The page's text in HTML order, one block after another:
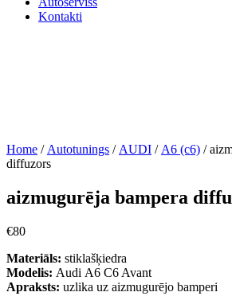
Kontakti
Home / Autotunings / AUDI / A6 (c6) /
diffuzors
aizmugurēja bampera
€80
Materiāls: stiklašķiedra
Modelis: Audi А6 C6 Avant
Apraksts: uzlika uz aizmugurējo bamperi